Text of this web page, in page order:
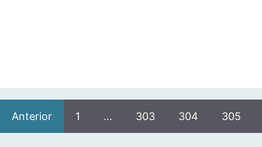
Anterior 1 … 303 304 305